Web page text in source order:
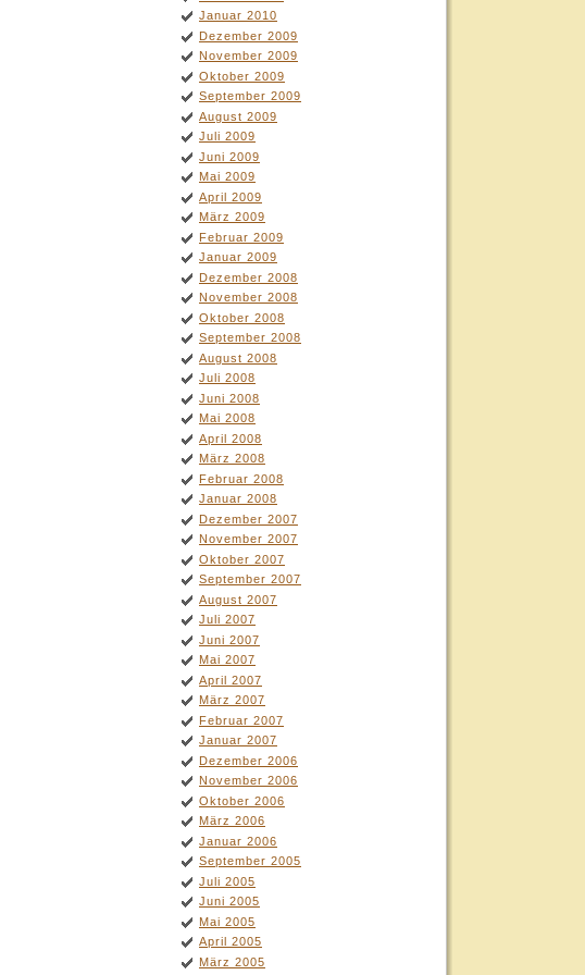
Januar 2010
Dezember 2009
November 2009
Oktober 2009
September 2009
August 2009
Juli 2009
Juni 2009
Mai 2009
April 2009
März 2009
Februar 2009
Januar 2009
Dezember 2008
November 2008
Oktober 2008
September 2008
August 2008
Juli 2008
Juni 2008
Mai 2008
April 2008
März 2008
Februar 2008
Januar 2008
Dezember 2007
November 2007
Oktober 2007
September 2007
August 2007
Juli 2007
Juni 2007
Mai 2007
April 2007
März 2007
Februar 2007
Januar 2007
Dezember 2006
November 2006
Oktober 2006
März 2006
Januar 2006
September 2005
Juli 2005
Juni 2005
Mai 2005
April 2005
März 2005